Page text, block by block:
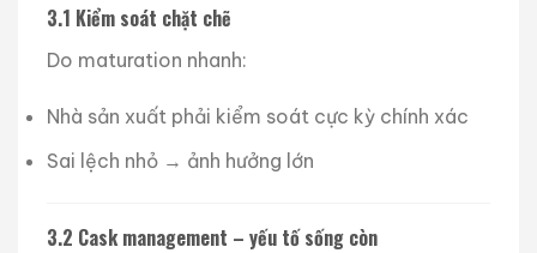
3.1 Kiểm soát chặt chẽ
Do maturation nhanh:
Nhà sản xuất phải kiểm soát cực kỳ chính xác
Sai lệch nhỏ → ảnh hưởng lớn
3.2 Cask management – yếu tố sống còn